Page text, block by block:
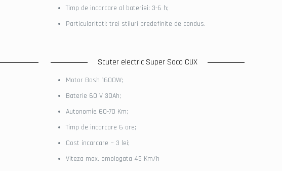
Timp de incarcare al bateriei: 3-6 h;
Particularitati: trei stiluri predefinite de condus.
Scuter electric Super Soco CUX
Motor Bosh 1600W;
Baterie 60 V 30Ah;
Autonomie 60-70 Km;
Timp de incarcare 6 ore;
Cost incarcare ~ 3 lei;
Viteza max. omologata 45 Km/h